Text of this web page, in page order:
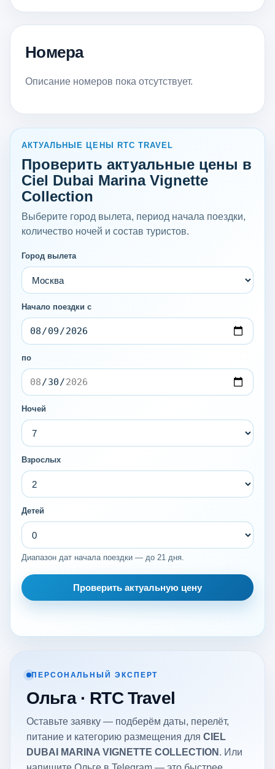
Номера
Описание номеров пока отсутствует.
АКТУАЛЬНЫЕ ЦЕНЫ RTC TRAVEL
Проверить актуальные цены в
Ciel Dubai Marina Vignette
Collection
Выберите город вылета, период начала поездки,
количество ночей и состав туристов.
Город вылета
Начало поездки с
по
Ночей
Взрослых
Детей
Диапазон дат начала поездки — до 21 дня.
Проверить актуальную цену
ПЕРСОНАЛЬНЫЙ ЭКСПЕРТ
Ольга · RTC Travel
Оставьте заявку — подберём даты, перелёт,
питание и категорию размещения для CIEL
DUBAI MARINA VIGNETTE COLLECTION . Или